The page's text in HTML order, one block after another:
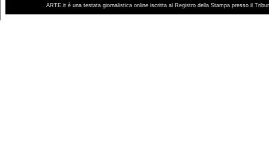
ARTE.it è una testata giornalistica online iscritta al Registro della Stampa presso il